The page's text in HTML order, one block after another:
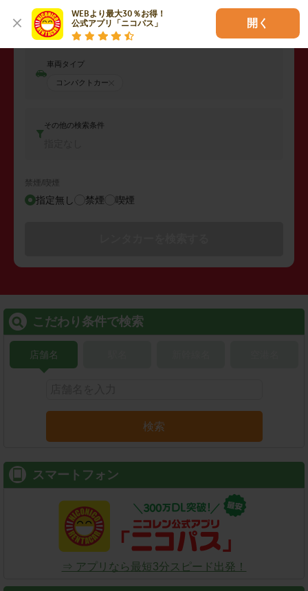
WEBより最大30％お得！
公式アプリ「ニコパス」
開く
返却日時
2026年08月07日 (金) 18:00
車両タイプ
コンパクトカー
その他の検索条件
禁煙/喫煙
指定無し 禁煙 喫煙
こだわり条件で検索
店舗名
検索
スマートフォン
⇒ アプリなら最短3分スピード出発！